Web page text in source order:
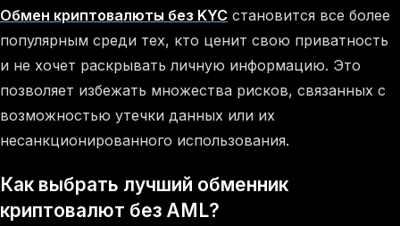
Обмен криптовалюты без KYC становится все более
популярным среди тех, кто ценит свою приватность
и не хочет раскрывать личную информацию. Это
позволяет избежать множества рисков, связанных с
возможностью утечки данных или их
несанкционированного использования.
Как выбрать лучший обменник
криптовалют без AML?